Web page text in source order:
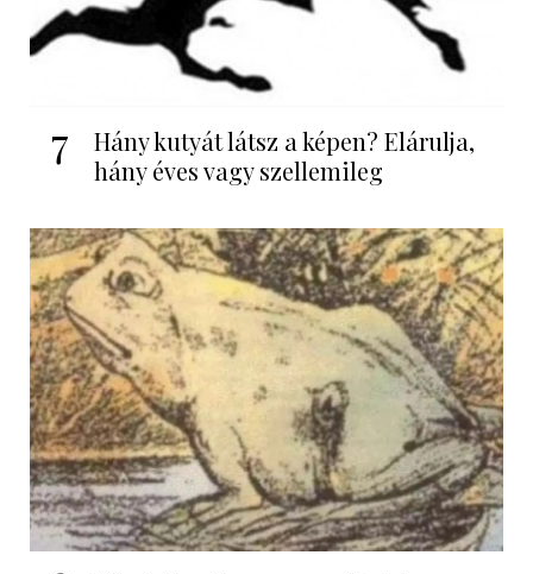
7
Hány kutyát látsz a képen? Elárulja,
hány éves vagy szellemileg